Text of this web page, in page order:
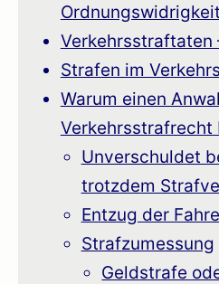
Ordnungswidrigkeit
Verkehrsstraftaten
Strafen im
Warum einen
Verkehrsstrafrecht
Unverschuldet
trotzdem
Entzug der
Strafzumessung
Geldstrafe